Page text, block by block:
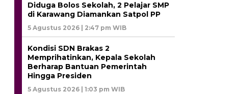
Diduga Bolos Sekolah, 2 Pelajar SMP
di Karawang Diamankan Satpol PP
5 Agustus 2026 | 2:47 pm WIB
Kondisi SDN Brakas 2
Memprihatinkan, Kepala Sekolah
Berharap Bantuan Pemerintah
Hingga Presiden
5 Agustus 2026 | 1:03 pm WIB